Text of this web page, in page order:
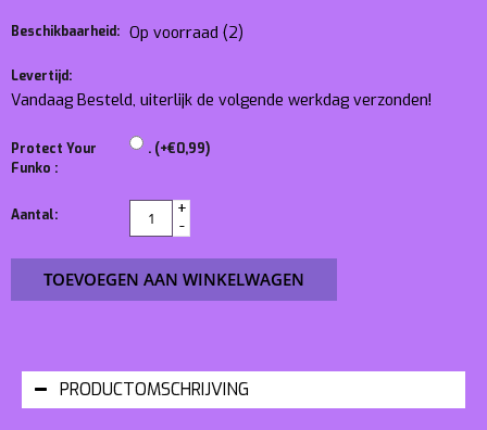
Beschikbaarheid: Op voorraad (2)
Levertijd:
Vandaag Besteld, uiterlijk de volgende werkdag verzonden!
Protect Your
Funko :
. (+€0,99)
Aantal:
+
-
TOEVOEGEN AAN WINKELWAGEN
PRODUCTOMSCHRIJVING